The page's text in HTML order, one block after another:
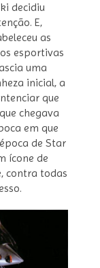
decidiu
E,
as
esportivas
uma
inicial, a
que
chegava
em que
de Star
ícone de
contra todas